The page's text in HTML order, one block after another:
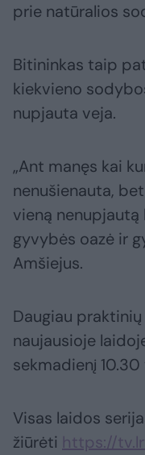
prie natūralios
Bitininkas taip
kiekvieno
nupjauta veja.
„Ant manęs kai
nenušienauta,
vieną
gyvybės oazė ir
Amšiejus.
Daugiau
naujausioje
sekmadienį 10.30
Visas laidos
žiūrėti https://